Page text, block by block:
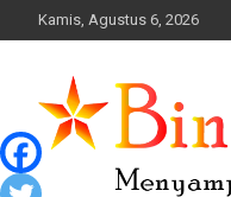
Skip
to
content
Kamis, Agustus 6, 2026